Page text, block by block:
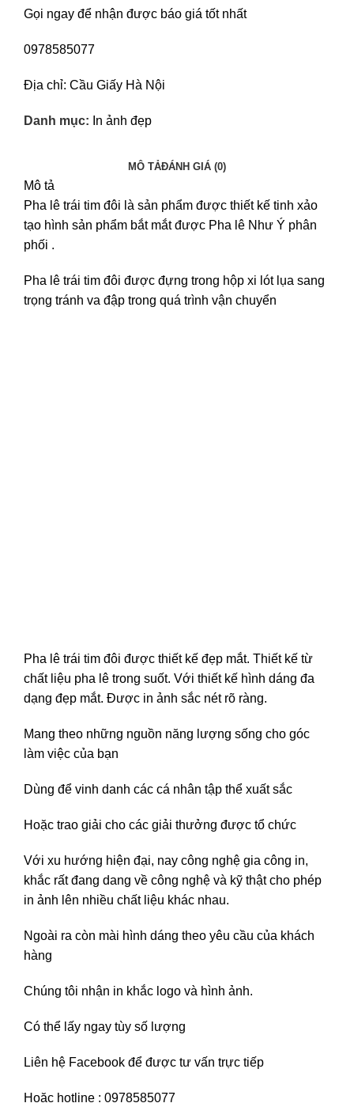
Gọi ngay để nhận được báo giá tốt nhất
0978585077
Địa chỉ: Cầu Giấy Hà Nội
Danh mục: In ảnh đẹp
MÔ TẢĐÁNH GIÁ (0)
Mô tả
Pha lê trái tim đôi là sản phẩm được thiết kế tinh xảo
tạo hình sản phẩm bắt mắt được Pha lê Như Ý phân
phối .
Pha lê trái tim đôi được đựng trong hộp xi lót lụa sang
trọng tránh va đập trong quá trình vận chuyển
Pha lê trái tim đôi được thiết kế đẹp mắt. Thiết kế từ
chất liệu pha lê trong suốt. Với thiết kế hình dáng đa
dạng đẹp mắt. Được in ảnh sắc nét rõ ràng.
Mang theo những nguồn năng lượng sống cho góc
làm việc của bạn
Dùng để vinh danh các cá nhân tập thể xuất sắc
Hoặc trao giải cho các giải thưởng được tổ chức
Với xu hướng hiện đại, nay công nghệ gia công in,
khắc rất đang dang về công nghệ và kỹ thật cho phép
in ảnh lên nhiều chất liệu khác nhau.
Ngoài ra còn mài hình dáng theo yêu cầu của khách
hàng
Chúng tôi nhận in khắc logo và hình ảnh.
Có thể lấy ngay tùy số lượng
Liên hệ Facebook để được tư vấn trực tiếp
Hoặc hotline : 0978585077